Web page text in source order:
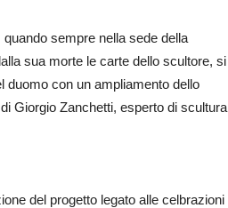
sempre nella sede della
sua morte le carte dello scultore, si
duomo con un ampliamento dello
Giorgio Zanchetti, esperto di scultura
del progetto legato alle celbrazioni